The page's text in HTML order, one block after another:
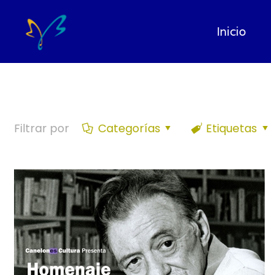
Inicio
Filtrar por Categorías Etiquetas